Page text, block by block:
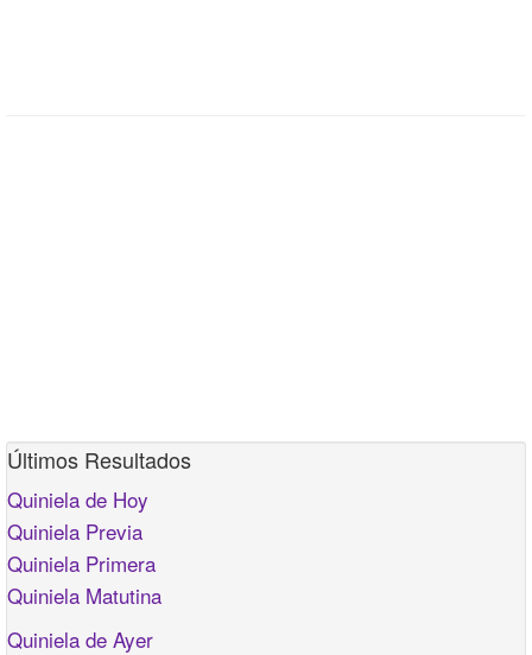
Últimos Resultados
Quiniela de Hoy
Quiniela Previa
Quiniela Primera
Quiniela Matutina
Quiniela de Ayer